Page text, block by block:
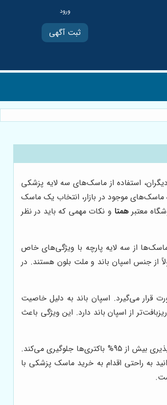
ثبت آگهی
استفاده از ماسک‌های سه لایه پزشکی
ماسک‌های موجود در بازار، انتخاب یک ماسک
معتبرهمتا و نکات مهمی که باید در نظر
از سه لایه پارچه با ویژگی‌های خاص
از جنس اسپان باند و ملت بلون هستند. در
قرار می‌گیرد. اسپان باند به دلیل خاصیت
از اسپان باند دارد. این ویژگی باعث
ترکیب این دو پارچه در ماسک سه لایه پزشکی، یک محافظ قوی در برابر آلودگی‌ها ایجاد می‌کند. خواص این نوع پارچه‌ها به گونه‌ای است که از نفوذپذیری بیش از 95% باکتری‌ها جلوگیری می‌کند.
به راحتی اقدام به خرید ماسک پزشکی با